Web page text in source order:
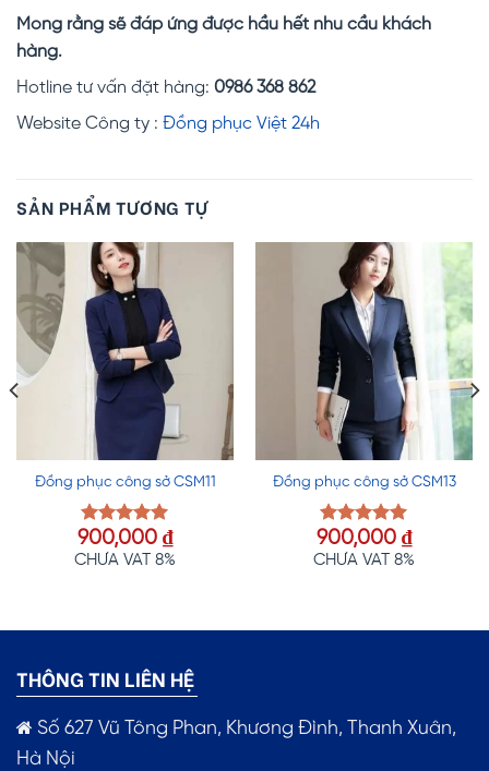
Mong rằng sẽ đáp ứng được hầu hết nhu cầu khách
hàng.
Hotline tư vấn đặt hàng: 0986 368 862
Website Công ty : Đồng phục Việt 24h
SẢN PHẨM TƯƠNG TỰ
Đồng phục công sở CSM11
Được xếp
hạng5.00
900,000 ₫
CHƯA VAT 8%
Đồng phục công sở CSM13
Được xếp
hạng5.00
900,000 ₫
CHƯA VAT 8%
THÔNG TIN LIÊN HỆ
Số 627 Vũ Tông Phan, Khương Đình, Thanh Xuân,
Hà Nội